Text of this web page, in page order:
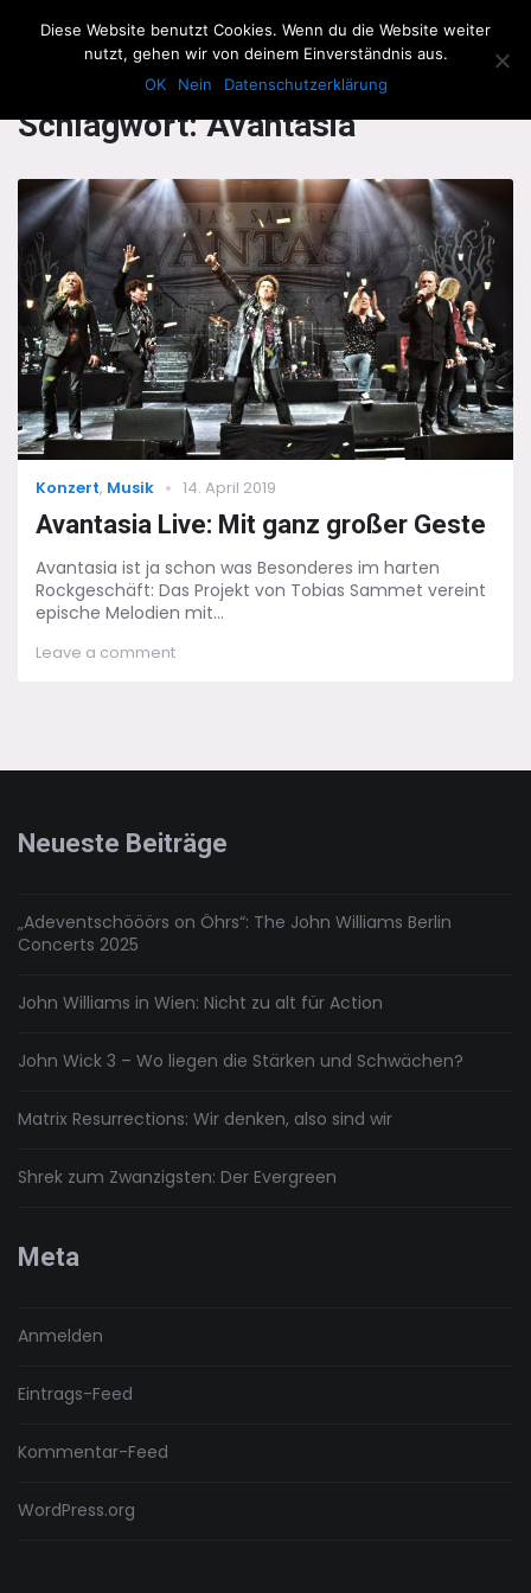
The Howling Men
Schlagwort:Avantasia
Categories
Konzert, Musik
Posted
14. April 2019
Avantasia Live: Mit ganz großer Geste
Avantasia ist ja schon was Besonderes im harten
Rockgeschäft: Das Projekt von Tobias Sammet vereint
epische Melodien mit...
Leave a commenton
Neueste Beiträge
„Adeventschööörs on Öhrs“: The John Williams Berlin
Concerts 2025
John Williams in Wien: Nicht zu alt für Action
John Wick 3 – Wo liegen die Stärken und Schwächen?
Matrix Resurrections: Wir denken, also sind wir
Shrek zum Zwanzigsten: Der Evergreen
Meta
Anmelden
Eintrags-Feed
Kommentar-Feed
WordPress.org
Diese Website benutzt Cookies. Wenn du die Website weiter
nutzt, gehen wir von deinem Einverständnis aus.
OK
Nein Datenschutzerklärung